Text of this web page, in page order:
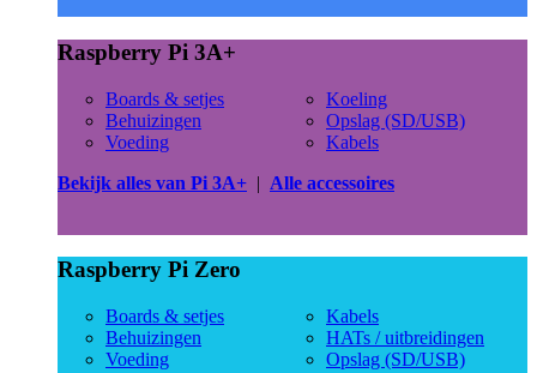
Raspberry Pi 3A+
Boards & setjes
Behuizingen
Voeding
Koeling
Opslag (SD/USB)
Kabels
Bekijk alles van Pi 3A+ | Alle accessoires
Raspberry Pi Zero
Boards & setjes
Behuizingen
Voeding
Kabels
HATs / uitbreidingen
Opslag (SD/USB)